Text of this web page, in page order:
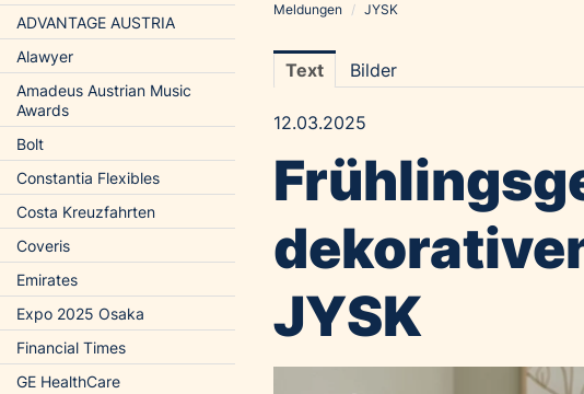
ADVANTAGE AUSTRIA
Alawyer
Amadeus Austrian Music
Awards
Bolt
Constantia Flexibles
Costa Kreuzfahrten
Coveris
Emirates
Expo 2025 Osaka
Financial Times
GE HealthCare
Meldungen / JYSK
Text Bilder
12.03.2025
JYSK